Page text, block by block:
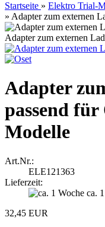
Startseite » Elektro Trial-
» Adapter zum externen
Adapter zum externen
Adapter
passend für
Modelle
Art.Nr.:
ELE121363
Lieferzeit:
ca.
32,45 EUR